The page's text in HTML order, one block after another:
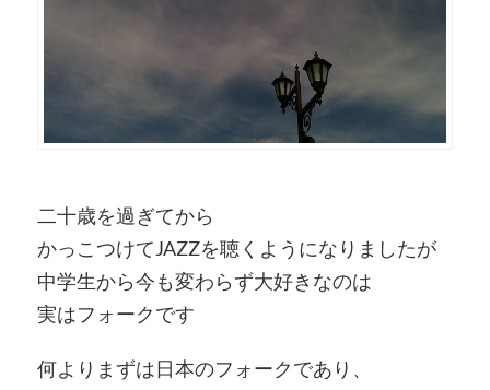
二十歳を過ぎてから
かっこつけてJAZZを聴くようになりましたが
中学生から今も変わらず大好きなのは
実はフォークです
何よりまずは日本のフォークであり、